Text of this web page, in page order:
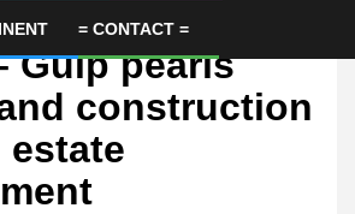
= CONTACT =
Gulp pearls
construction
estate